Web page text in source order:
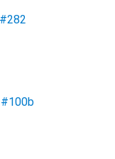
#282
#100b